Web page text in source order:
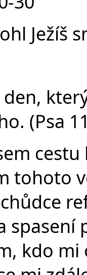
Ježíš
(Psa
tohoto
spasení
kdo mi